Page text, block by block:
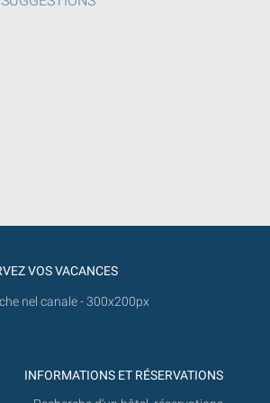
VOS VACANCES
INFORMATIONS ET RÉSERVATIONS